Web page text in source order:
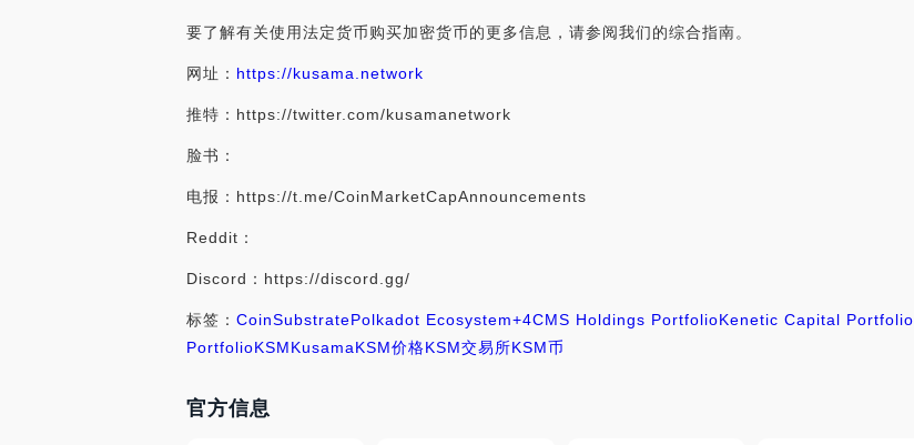
要了解有关使用法定货币购买加密货币的更多信息，请参阅我们的综合指南。
网址： https://kusama.network
推特：https://twitter.com/kusamanetwork
脸书：
电报：https://t.me/CoinMarketCapAnnouncements
Reddit：
Discord：https://discord.gg/
标签： CoinSubstratePolkadot Ecosystem+4CMS Holdings PortfolioKenetic Capital Portfolio
PortfolioKSMKusamaKSM价格KSM交易所KSM币
官方信息